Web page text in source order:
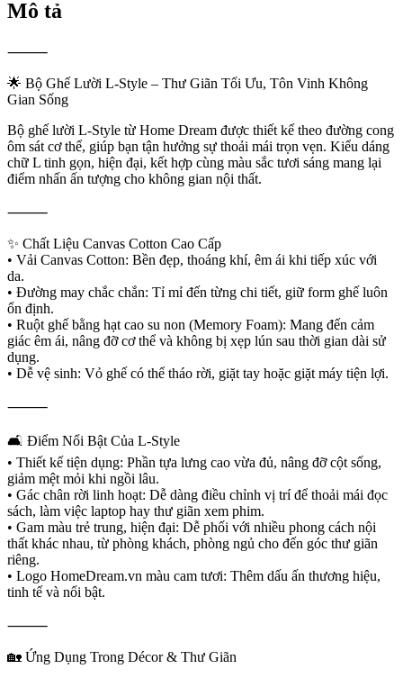
Mô tả
⸻
🌟 Bộ Ghế Lười L-Style – Thư Giãn Tối Ưu, Tôn Vinh Không
Gian Sống
Bộ ghế lười L-Style từ Home Dream được thiết kế theo đường cong
ôm sát cơ thể, giúp bạn tận hưởng sự thoải mái trọn vẹn. Kiểu dáng
chữ L tinh gọn, hiện đại, kết hợp cùng màu sắc tươi sáng mang lại
điểm nhấn ấn tượng cho không gian nội thất.
⸻
✨ Chất Liệu Canvas Cotton Cao Cấp
• Vải Canvas Cotton: Bền đẹp, thoáng khí, êm ái khi tiếp xúc với
da.
• Đường may chắc chắn: Tỉ mỉ đến từng chi tiết, giữ form ghế luôn
ổn định.
• Ruột ghế bằng hạt cao su non (Memory Foam): Mang đến cảm
giác êm ái, nâng đỡ cơ thể và không bị xẹp lún sau thời gian dài sử
dụng.
• Dễ vệ sinh: Vỏ ghế có thể tháo rời, giặt tay hoặc giặt máy tiện lợi.
⸻
🛋️ Điểm Nổi Bật Của L-Style
• Thiết kế tiện dụng: Phần tựa lưng cao vừa đủ, nâng đỡ cột sống,
giảm mệt mỏi khi ngồi lâu.
• Gác chân rời linh hoạt: Dễ dàng điều chỉnh vị trí để thoải mái đọc
sách, làm việc laptop hay thư giãn xem phim.
• Gam màu trẻ trung, hiện đại: Dễ phối với nhiều phong cách nội
thất khác nhau, từ phòng khách, phòng ngủ cho đến góc thư giãn
riêng.
• Logo HomeDream.vn màu cam tươi: Thêm dấu ấn thương hiệu,
tinh tế và nổi bật.
⸻
🏡 Ứng Dụng Trong Décor & Thư Giãn